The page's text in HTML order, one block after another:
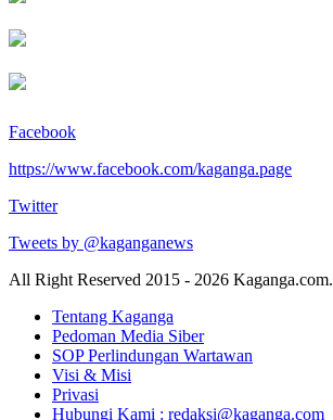
Facebook
https://www.facebook.com/kaganga.page
Twitter
Tweets by @kaganganews
All Right Reserved 2015 - 2026 Kaganga.com.
Tentang Kaganga
Pedoman Media Siber
SOP Perlindungan Wartawan
Visi & Misi
Privasi
Hubungi Kami : redaksi@kaganga.com